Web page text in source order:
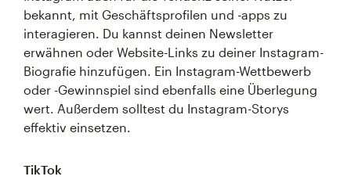
bekannt, mit Geschäftsprofilen und -apps zu
interagieren. Du kannst deinen Newsletter
erwähnen oder Website-Links zu deiner Instagram-
Biografie hinzufügen. Ein Instagram-Wettbewerb
oder -Gewinnspiel sind ebenfalls eine Überlegung
wert. Außerdem solltest du Instagram-Storys
effektiv einsetzen.
TikTok